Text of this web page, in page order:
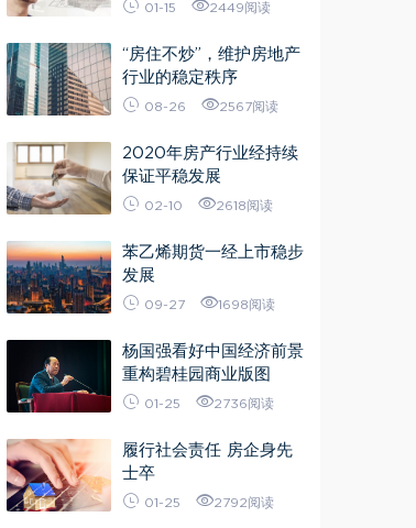
01-15 2449阅读
“房住不炒”，维护房地产
行业的稳定秩序
08-26 2567阅读
2020年房产行业经持续
保证平稳发展
02-10 2618阅读
苯乙烯期货一经上市稳步
发展
09-27 1698阅读
杨国强看好中国经济前景
重构碧桂园商业版图
01-25 2736阅读
履行社会责任 房企身先
士卒
01-25 2792阅读